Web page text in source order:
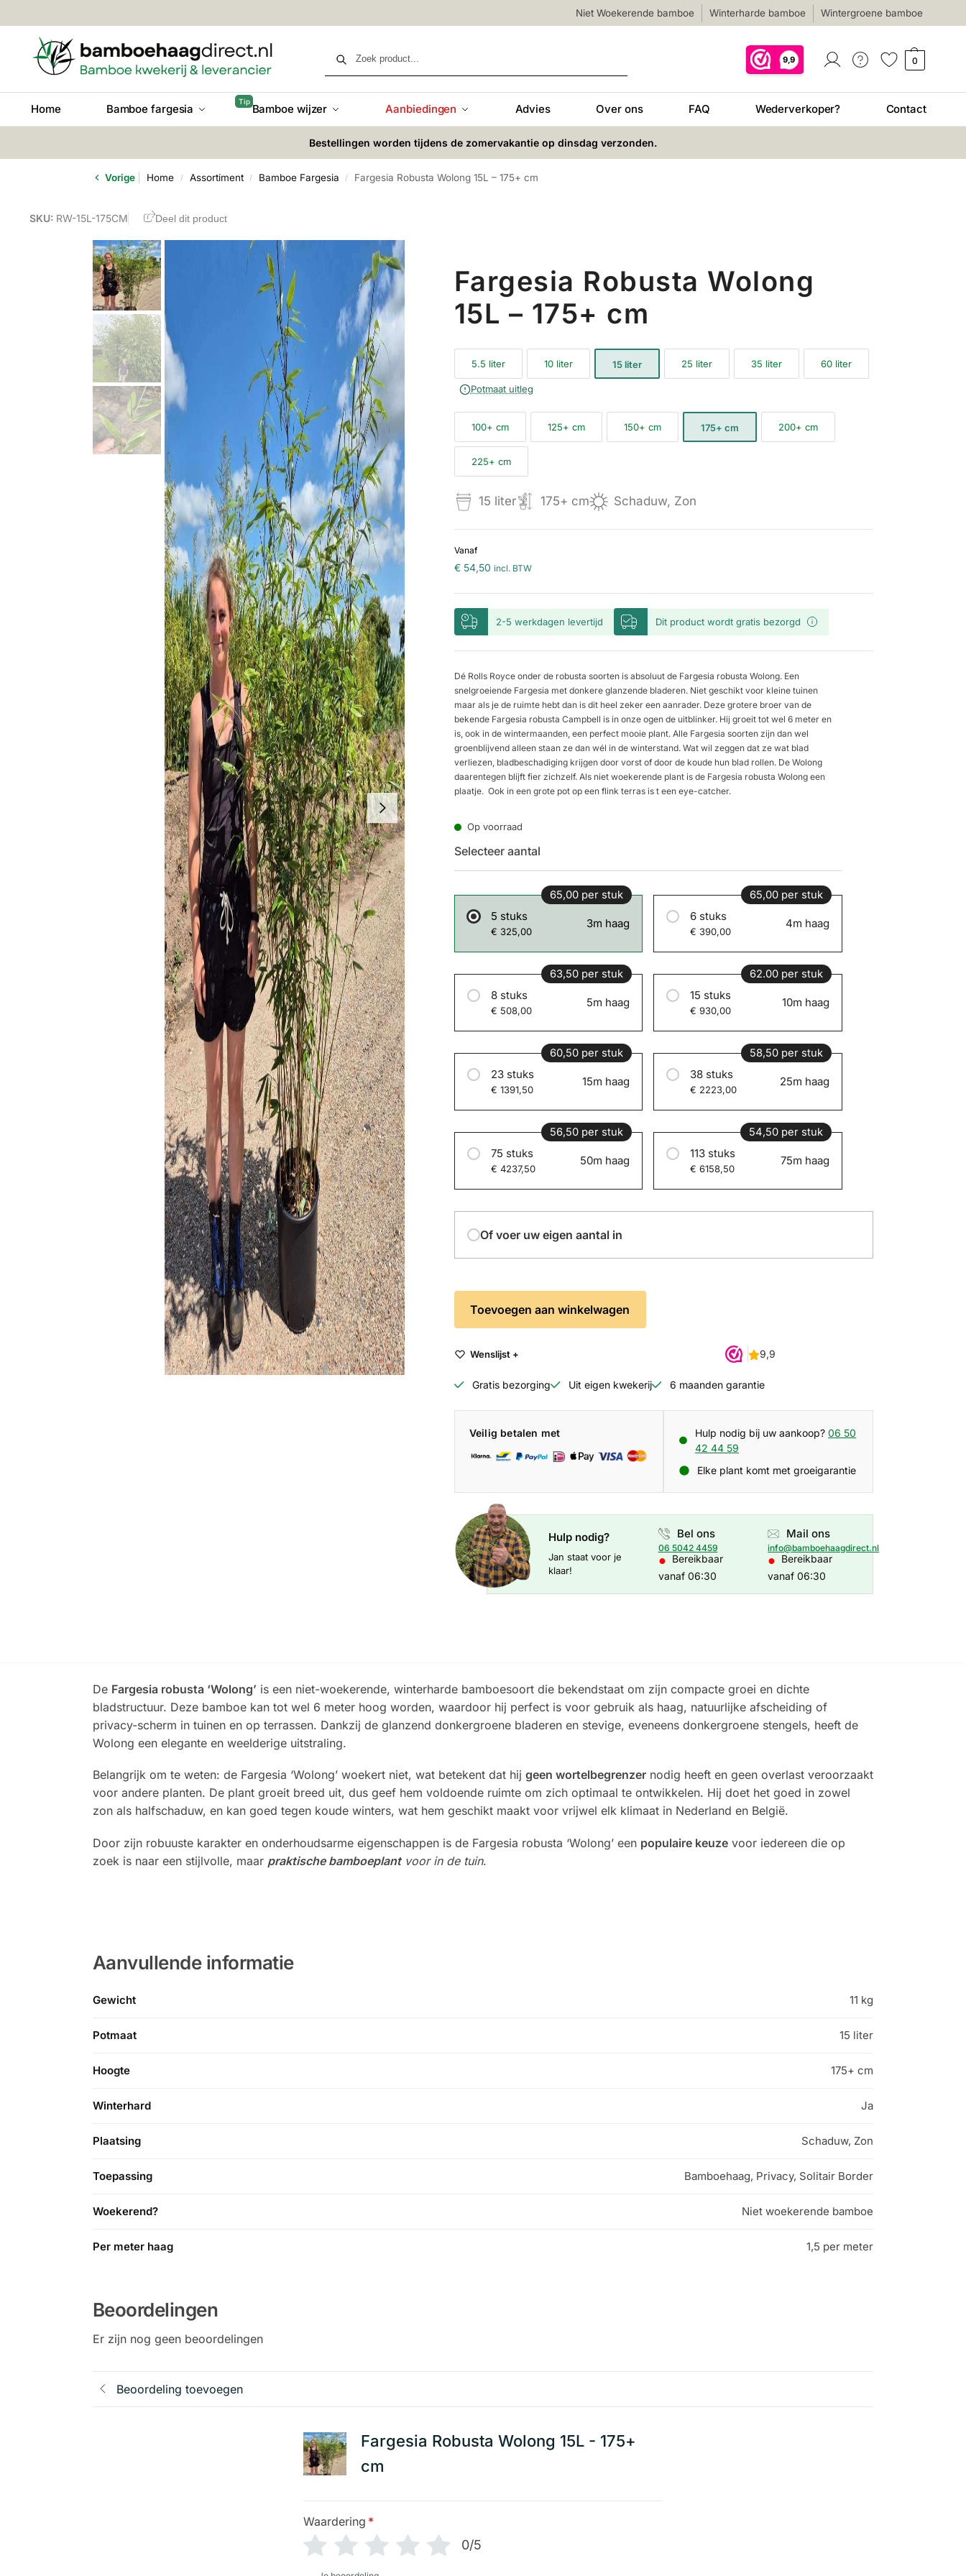
Niet Woekerende bamboe Winterharde bamboe Wintergroene bamboe
0
Home Bamboe fargesia Bamboe wijzer Aanbiedingen Advies Over ons FAQ Wederverkoper? Contact
Bestellingen worden tijdens de zomervakantie op dinsdag verzonden.
Vorige Home / Assortiment / Bamboe Fargesia / Fargesia Robusta Wolong 15L – 175+ cm
SKU: RW-15L-175CM Deel dit product
Fargesia Robusta Wolong
15L – 175+ cm
5.5 liter 10 liter 15 liter 25 liter 35 liter 60 liter
Potmaat uitleg
100+ cm 125+ cm 150+ cm 175+ cm 200+ cm
225+ cm
15 liter 175+ cm Schaduw, Zon
Vanaf
€54,50 incl. BTW
2-5 werkdagen levertijd Dit product wordt gratis bezorgd
Dé Rolls Royce onder de robusta soorten is absoluut de Fargesia robusta Wolong. Een
snelgroeiende Fargesia met donkere glanzende bladeren. Niet geschikt voor kleine tuinen
maar als je de ruimte hebt dan is dit heel zeker een aanrader. Deze grotere broer van de
bekende Fargesia robusta Campbell is in onze ogen de uitblinker. Hij groeit tot wel 6 meter en
is, ook in de wintermaanden, een perfect mooie plant. Alle Fargesia soorten zijn dan wel
groenblijvend alleen staan ze dan wél in de winterstand. Wat wil zeggen dat ze wat blad
verliezen, bladbeschadiging krijgen door vorst of door de koude hun blad rollen. De Wolong
daarentegen blijft fier zichzelf. Als niet woekerende plant is de Fargesia robusta Wolong een
plaatje. Ook in een grote pot op een flink terras is t een eye-catcher.
Op voorraad
Selecteer aantal
65,00 per stuk
5 stuks
€ 325,00
3m haag
65,00 per stuk
6 stuks
€ 390,00
4m haag
63,50 per stuk
8 stuks
€ 508,00
5m haag
62.00 per stuk
15 stuks
€ 930,00
10m haag
60,50 per stuk
23 stuks
€ 1391,50
15m haag
58,50 per stuk
38 stuks
€ 2223,00
25m haag
56,50 per stuk
75 stuks
€ 4237,50
50m haag
54,50 per stuk
113 stuks
€ 6158,50
75m haag
Of voer uw eigen aantal in
Toevoegen aan winkelwagen
Wenslijst +
Gratis bezorging Uit eigen kwekerij 6 maanden garantie
Veilig betalen met Hulp nodig bij uw aankoop?06 50
42 44 59
Elke plant komt met groeigarantie
Hulp nodig?
Jan staat voor je
klaar!
Bel ons
06 5042 4459
● Bereikbaar
vanaf 06:30
Mail ons
info@bamboehaagdirect.nl
● Bereikbaar
vanaf 06:30
De Fargesia robusta ‘Wolong’ is een niet-woekerende, winterharde bamboesoort die bekendstaat om zijn compacte groei en dichte
bladstructuur. Deze bamboe kan tot wel 6 meter hoog worden, waardoor hij perfect is voor gebruik als haag, natuurlijke afscheiding of
privacy-scherm in tuinen en op terrassen. Dankzij de glanzend donkergroene bladeren en stevige, eveneens donkergroene stengels, heeft de
Wolong een elegante en weelderige uitstraling.
Belangrijk om te weten: de Fargesia ‘Wolong’ woekert niet, wat betekent dat hij geen wortelbegrenzernodig heeft en geen overlast veroorzaakt
voor andere planten. De plant groeit breed uit, dus geef hem voldoende ruimte om zich optimaal te ontwikkelen. Hij doet het goed in zowel
zon als halfschaduw, en kan goed tegen koude winters, wat hem geschikt maakt voor vrijwel elk klimaat in Nederland en België.
Door zijn robuuste karakter en onderhoudsarme eigenschappen is de Fargesia robusta ‘Wolong’ een populaire keuzevoor iedereen die op
zoek is naar een stijlvolle, maar praktische bamboeplantvoor in de tuin.
Aanvullende informatie
Gewicht 11 kg
Potmaat 15 liter
Hoogte 175+ cm
Winterhard Ja
Plaatsing Schaduw, Zon
Toepassing Bamboehaag, Privacy, Solitair Border
Woekerend? Niet woekerende bamboe
Per meter haag 1,5 per meter
Beoordelingen
Er zijn nog geen beoordelingen
Beoordeling toevoegen
Fargesia Robusta Wolong 15L - 175+
cm
Waardering *
0/5